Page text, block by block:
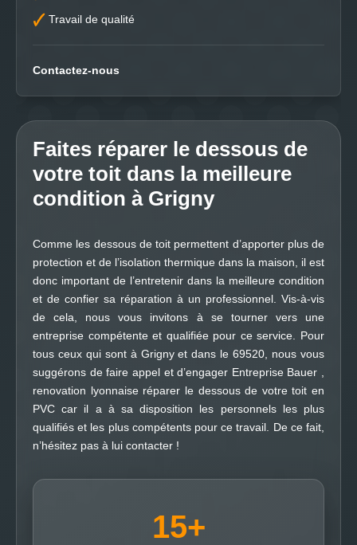
Travail de qualité
Contactez-nous
Faites réparer le dessous de
votre toit dans la meilleure
condition à Grigny
Comme les dessous de toit permettent d’apporter plus de
protection et de l’isolation thermique dans la maison, il est
donc important de l’entretenir dans la meilleure condition
et de confier sa réparation à un professionnel. Vis-à-vis
de cela, nous vous invitons à se tourner vers une
entreprise compétente et qualifiée pour ce service. Pour
tous ceux qui sont à Grigny et dans le 69520, nous vous
suggérons de faire appel et d’engager Entreprise Bauer ,
renovation lyonnaise réparer le dessous de votre toit en
PVC car il a à sa disposition les personnels les plus
qualifiés et les plus compétents pour ce travail. De ce fait,
n’hésitez pas à lui contacter !
15+